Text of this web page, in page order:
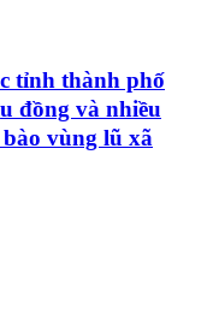
tỉnh thành phố
đồng và nhiều
vùng lũ xã